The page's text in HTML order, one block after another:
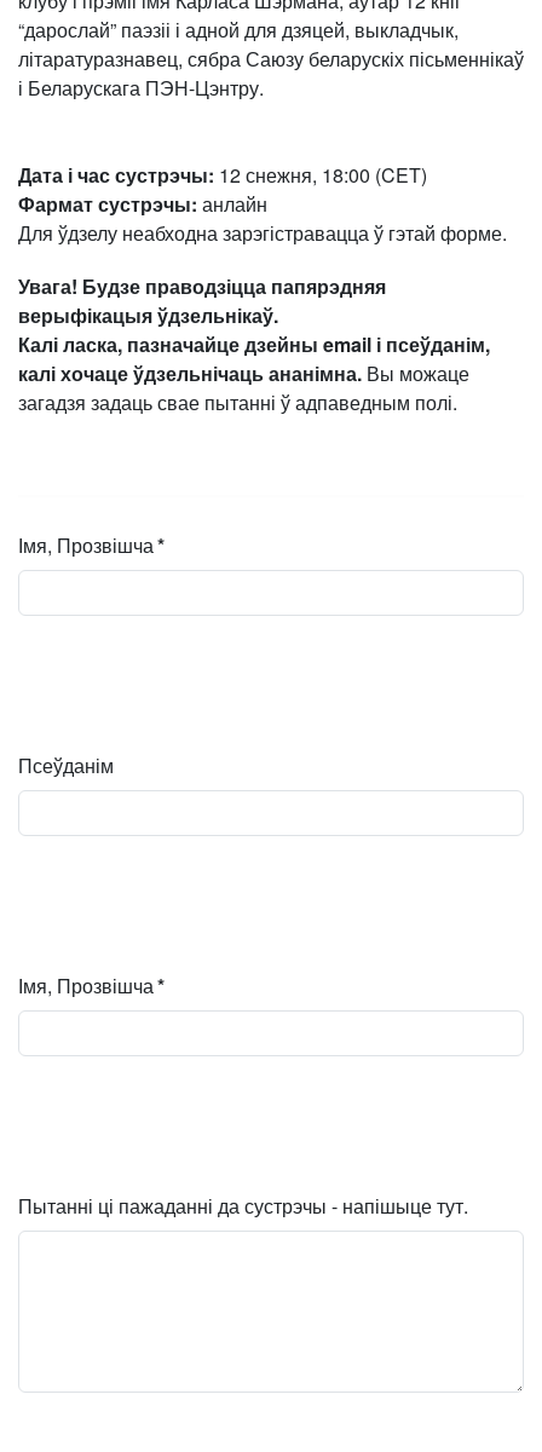
“дарослай” паэзіі і адной для дзяцей, выкладчык,
літаратуразнавец, сябра Саюзу беларускіх пісьменнікаў
і Беларускага ПЭН-Цэнтру.
Дата і час сустрэчы: 12 снежня, 18:00 (CET)
Фармат сустрэчы: анлайн
Для ўдзелу неабходна зарэгістравацца ў гэтай форме.
Увага! Будзе праводзіцца папярэдняя
верыфікацыя ўдзельнікаў.
Калі ласка, пазначайце дзейны email і псеўданім,
калі хочаце ўдзельнічаць ананімна. Вы можаце
загадзя задаць свае пытанні ў адпаведным полі.
Імя, Прозвішча*
Псеўданім
Імя, Прозвішча*
Пытанні ці пажаданні да сустрэчы - напішыце тут.